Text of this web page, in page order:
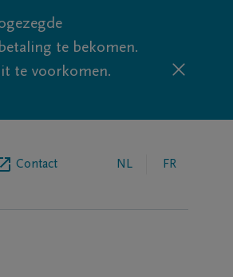
te bekomen.
te voorkomen.
Contact NL FR